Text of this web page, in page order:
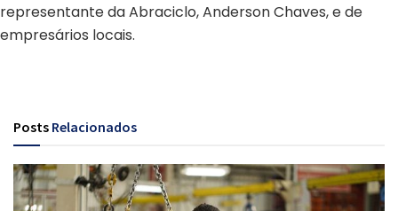
representante da Abraciclo, Anderson Chaves, e de
empresários locais.
Posts Relacionados